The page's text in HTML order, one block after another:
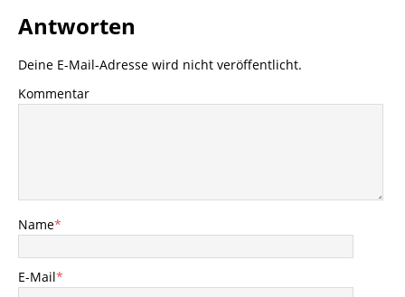
Antworten
Deine E-Mail-Adresse wird nicht veröffentlicht.
Kommentar
Name*
E-Mail*